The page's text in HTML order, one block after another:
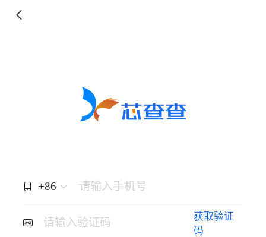
+86 请输入手机号
请输入验证码
获取验证
码